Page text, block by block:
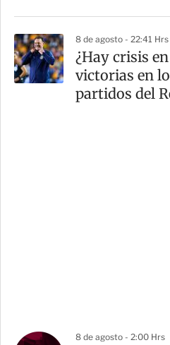
8 de agosto - 22:41 Hrs
¿Hay crisis
victorias en
partidos del
8 de agosto - 2:00 Hrs